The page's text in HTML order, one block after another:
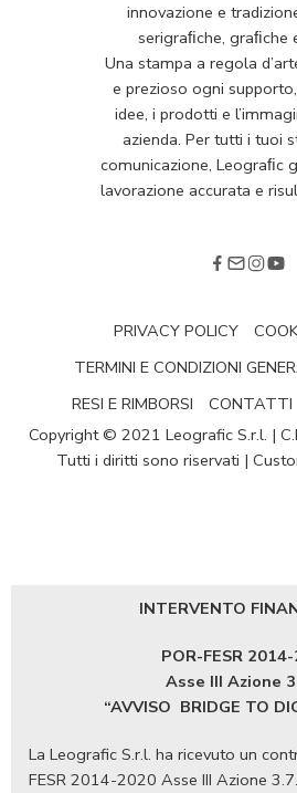
innovazione e
serigraﬁche, graﬁche
Una stampa a regola
e prezioso ogni
idee, i prodotti e
azienda. Per tutti i tuoi
comunicazione, Leograﬁc
lavorazione accurata e
PRIVACY POLICY
TERMINI E CONDIZIONI
RESI E RIMBORSI
CONTATTI
Copyright © 2021 Leografic S.r.l. |
Tutti i diritti sono riservati |
INTERVENTO
POR-FESR
Asse III Azione
“AVVISO BRIDGE TO
La Leografic S.r.l. ha ricevuto un
FESR 2014-2020 Asse III Azione